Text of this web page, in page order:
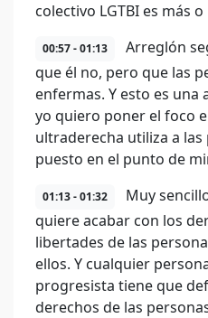
colectivo LGTBI es más
00:57 - 01:13
Arreglón
que él no, pero que las
enfermas. Y esto es una
yo quiero poner el foco
ultraderecha utiliza a
puesto en el punto de
01:13 - 01:32
Muy
quiere acabar con los
libertades de las
ellos. Y cualquier
progresista tiene que
derechos de las